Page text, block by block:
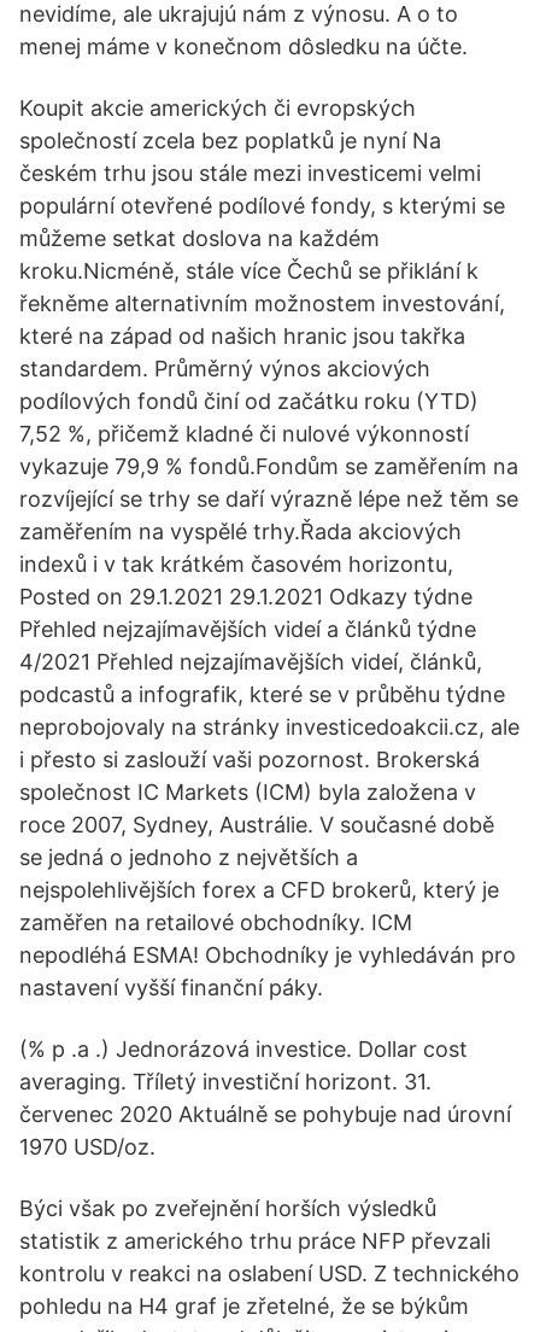
nevidíme, ale ukrajujú nám z výnosu. A o to
menej máme v konečnom dôsledku na účte.
Koupit akcie amerických či evropských
společností zcela bez poplatků je nyní Na
českém trhu jsou stále mezi investicemi velmi
populární otevřené podílové fondy, s kterými se
můžeme setkat doslova na každém
kroku.Nicméně, stále více Čechů se přiklání k
řekněme alternativním možnostem investování,
které na západ od našich hranic jsou takřka
standardem. Průměrný výnos akciových
podílových fondů činí od začátku roku (YTD)
7,52 %, přičemž kladné či nulové výkonností
vykazuje 79,9 % fondů.Fondům se zaměřením na
rozvíjející se trhy se daří výrazně lépe než těm se
zaměřením na vyspělé trhy.Řada akciových
indexů i v tak krátkém časovém horizontu,
Posted on 29.1.2021 29.1.2021 Odkazy týdne
Přehled nejzajímavějších videí a článků týdne
4/2021 Přehled nejzajímavějších videí, článků,
podcastů a infografik, které se v průběhu týdne
neprobojovaly na stránky investicedoakcii.cz, ale
i přesto si zaslouží vaši pozornost. Brokerská
společnost IC Markets (ICM) byla založena v
roce 2007, Sydney, Austrálie. V současné době
se jedná o jednoho z největších a
nejspolehlivějších forex a CFD brokerů, který je
zaměřen na retailové obchodníky. ICM
nepodléhá ESMA! Obchodníky je vyhledáván pro
nastavení vyšší finanční páky.
(% p .a .) Jednorázová investice. Dollar cost
averaging. Tříletý investiční horizont. 31.
červenec 2020 Aktuálně se pohybuje nad úrovní
1970 USD/oz.
Býci však po zveřejnění horších výsledků
statistik z amerického trhu práce NFP převzali
kontrolu v reakci na oslabení USD. Z technického
pohledu na H4 graf je zřetelné, že se býkům